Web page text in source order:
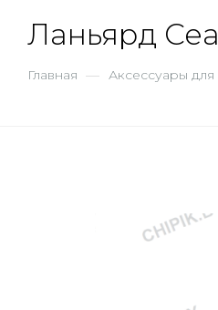
Ланьярд
Главная — Аксессуары